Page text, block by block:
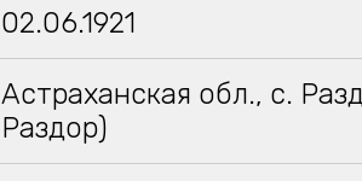
02.06.1921
Астраханская обл., с.
Раздор)